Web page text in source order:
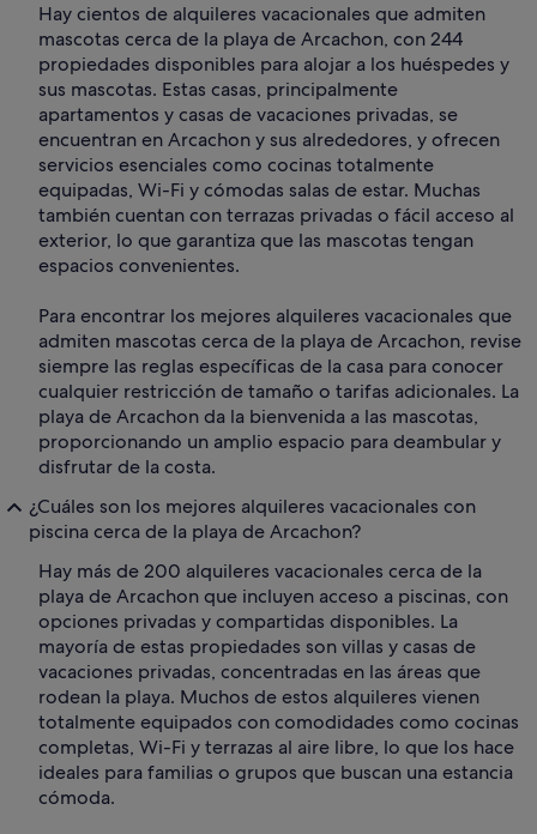
Hay cientos de alquileres vacacionales que admiten
mascotas cerca de la playa de Arcachon, con 244
propiedades disponibles para alojar a los huéspedes y
sus mascotas. Estas casas, principalmente
apartamentos y casas de vacaciones privadas, se
encuentran en Arcachon y sus alrededores, y ofrecen
servicios esenciales como cocinas totalmente
equipadas, Wi-Fi y cómodas salas de estar. Muchas
también cuentan con terrazas privadas o fácil acceso al
exterior, lo que garantiza que las mascotas tengan
espacios convenientes.
Para encontrar los mejores alquileres vacacionales que
admiten mascotas cerca de la playa de Arcachon, revise
siempre las reglas específicas de la casa para conocer
cualquier restricción de tamaño o tarifas adicionales. La
playa de Arcachon da la bienvenida a las mascotas,
proporcionando un amplio espacio para deambular y
disfrutar de la costa.
¿Cuáles son los mejores alquileres vacacionales con
piscina cerca de la playa de Arcachon?
Hay más de 200 alquileres vacacionales cerca de la
playa de Arcachon que incluyen acceso a piscinas, con
opciones privadas y compartidas disponibles. La
mayoría de estas propiedades son villas y casas de
vacaciones privadas, concentradas en las áreas que
rodean la playa. Muchos de estos alquileres vienen
totalmente equipados con comodidades como cocinas
completas, Wi-Fi y terrazas al aire libre, lo que los hace
ideales para familias o grupos que buscan una estancia
cómoda.